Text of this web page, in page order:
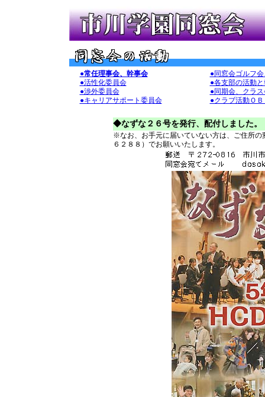
●常任理事会、幹事会
●活性化委員会
●渉外委員会
●キャリアサポート委員会
●同窓会ゴルフ
●各支部の活動
●同期会、クラ
●クラブ活動Ｏ
◆なずな２６号を発行、配付しました。
※なお、お手元に届いていない方は、ご住所
６２８８）でお願いいたします。